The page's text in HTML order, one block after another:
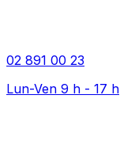
02 891 00 23
Lun-Ven 9 h - 17 h